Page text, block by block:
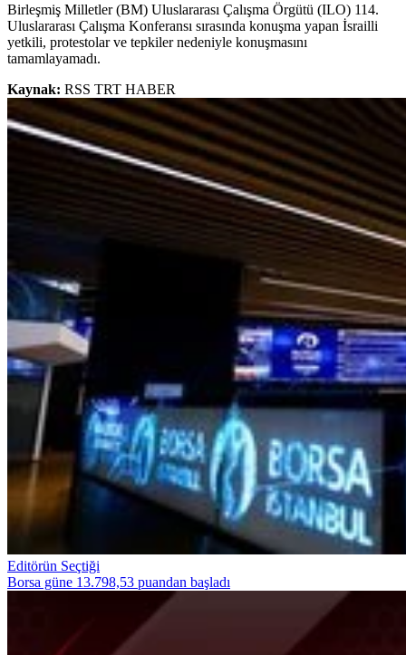
Birleşmiş Milletler (BM) Uluslararası Çalışma Örgütü (ILO) 114.
Uluslararası Çalışma Konferansı sırasında konuşma yapan İsrailli
yetkili, protestolar ve tepkiler nedeniyle konuşmasını
tamamlayamadı.
Kaynak: RSS TRT HABER
Editörün Seçtiği
Borsa güne 13.798,53 puandan başladı